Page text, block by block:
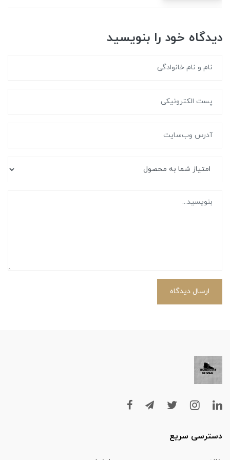
دیدگاه خود را بنویسید
ارسال دیدگاه
دسترسی سریع